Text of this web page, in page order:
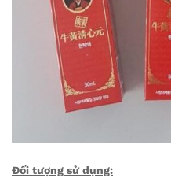
Đối tượng sử dụng: